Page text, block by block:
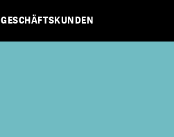
GESCHÄFTSKUNDEN